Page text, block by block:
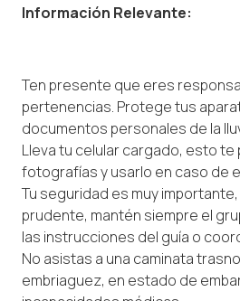
Información Relevante:
Ten presente que eres
pertenencias. Protege tus
documentos personales de la
Lleva tu celular cargado, esto te
fotografías y usarlo en caso de
Tu seguridad es muy
prudente, mantén siempre el
las instrucciones del guía o
No asistas a una caminata
embriaguez, en estado de